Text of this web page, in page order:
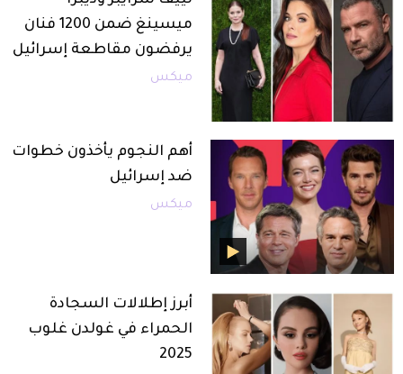
ميسينغ ضمن 1200 فنان
يرفضون مقاطعة إسرائيل
ميكس
أهم النجوم يأخذون خطوات
ضد إسرائيل
ميكس
أبرز إطلالات السجادة
الحمراء في غولدن غلوب
2025